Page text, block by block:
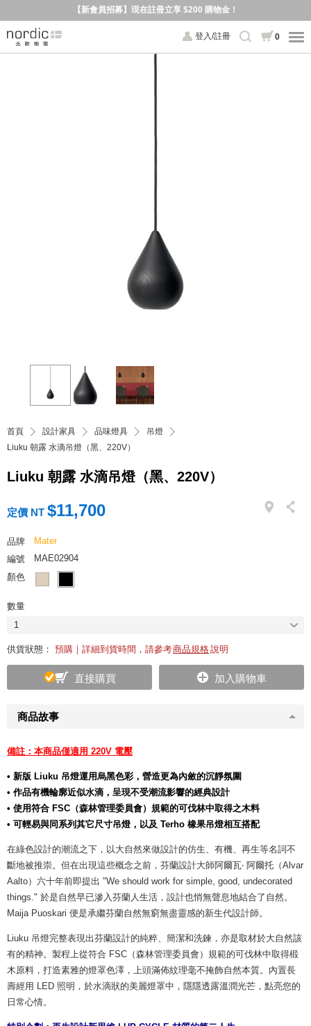
【新會員招募】現在註冊立享 $200 購物金！
登入/註冊 0
首頁 設計家具 品味燈具
吊燈
Liuku 朝露 水滴吊燈（黑、220V）
Liuku 朝露 水滴吊燈（黑、220V）
商品故事
備註：本商品僅適用 220V 電壓
• 新版 Liuku 吊燈運用烏黑色彩，營造更為內斂的沉靜氛圍
• 作品有機輪廓近似水滴，呈現不受潮流影響的經典設計
• 使用符合 FSC（森林管理委員會）規範的可伐林中取得之木料
• 可輕易與同系列其它尺寸吊燈，以及 Terho 橡果吊燈相互搭配
在綠色設計的潮流之下，以大自然來做設計的仿生、有機、再生等名詞不
斷地被推崇。但在出現這些概念之前，芬蘭設計大師阿爾瓦‧ 阿爾托（Alvar
Aalto）六十年前即提出 "We should work for simple, good, undecorated
things." 於是自然早已滲入芬蘭人生活，設計也悄無聲息地結合了自然。
Maija Puoskari 便是承繼芬蘭自然無窮無盡靈感的新生代設計師。
Liuku 吊燈完整表現出芬蘭設計的純粹、簡潔和洗鍊，亦是取材於大自然該
有的精神。製程上從符合 FSC（森林管理委員會）規範的可伐林中取得椴
木原料，打造素雅的燈罩色澤，上頭滿佈紋理毫不掩飾自然本質。內置長
壽經用 LED 照明，於水滴狀的美麗燈罩中，隱隱透露溫潤光芒，點亮您的
日常心情。
定價 NT $11,700
品牌
Mater
編號
MAE02904
顏色
數量
1
供貨狀態： 預購｜詳細到貨時間，請參考商品規格說明
直接購買 加入購物車